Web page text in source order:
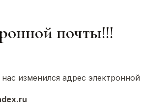
почты!!!​
изменился адрес